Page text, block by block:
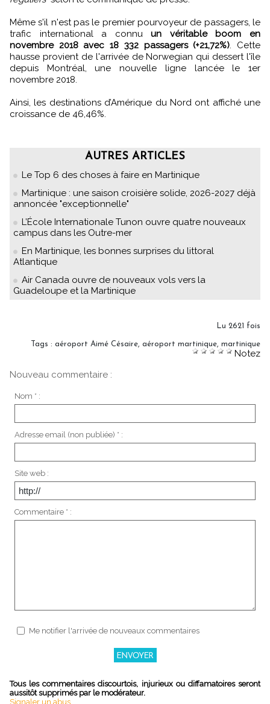
Même s'il n'est pas le premier pourvoyeur de passagers, le
trafic international a connuun véritable boom en
novembre 2018 avec 18 332 passagers (+21,72%). Cette
hausse provient de l'arrivée de Norwegian qui dessert l'île
depuis Montréal, une nouvelle ligne lancée le 1er
novembre 2018.
Ainsi, les destinations d’Amérique du Nord ont affiché une
croissance de 46,46%.
AUTRES ARTICLES
Le Top 6 des choses à faire en Martinique
Martinique : une saison croisière solide, 2026-2027 déjà
annoncée "exceptionnelle"
L’École Internationale Tunon ouvre quatre nouveaux
campus dans les Outre-mer
En Martinique, les bonnes surprises du littoral
Atlantique
Air Canada ouvre de nouveaux vols vers la
Guadeloupe et la Martinique
Lu 2621 fois
Tags : aéroport Aimé Césaire, aéroport martinique, martinique
Notez
Nouveau commentaire :
Nom * :
Adresse email (non publiée) * :
Site web :
Commentaire * :
Me notifier l'arrivée de nouveaux commentaires
Tous les commentaires discourtois, injurieux ou diffamatoires seront
aussitôt supprimés par le modérateur.
Signaler un abus